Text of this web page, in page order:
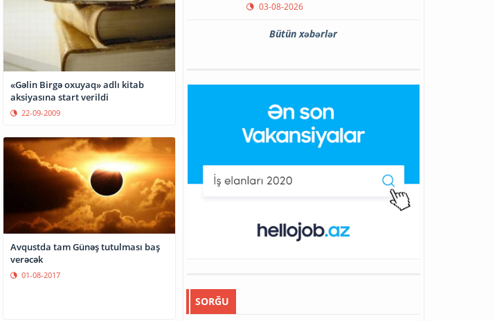
«Gəlin Birgə oxuyaq» adlı kitab
aksiyasına start verildi
22-09-2009
Avqustda tam Günəş tutulması baş
verəcək
01-08-2017
03-08-2026
Bütün xəbərlər
SORĞU